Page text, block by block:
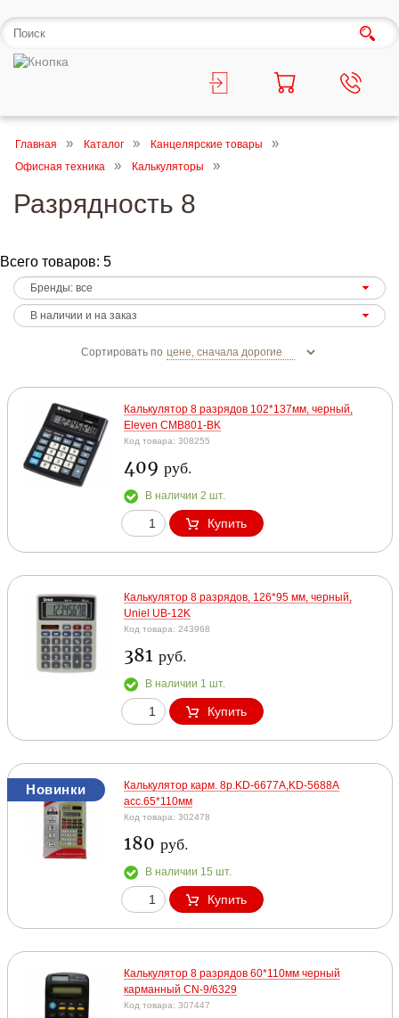
Главная Каталог
Канцелярские товары
Офисная техника
Калькуляторы
Разрядность 8
Всего товаров: 5
Сортировать по
Калькулятор 8 разрядов 102*137мм, черный,
Eleven CMB801-BK
Код товара: 308255
409 руб.
В наличии 2 шт.
Купить
Калькулятор 8 разрядов, 126*95 мм, черный,
Uniel UB-12K
Код товара: 243968
381 руб.
В наличии 1 шт.
Купить
Калькулятор карм. 8р.KD-6677A,KD-5688A
асс.65*110мм
Код товара: 302478
180 руб.
В наличии 15 шт.
Купить
Калькулятор 8 разрядов 60*110мм черный
карманный CN-9/6329
Код товара: 307447